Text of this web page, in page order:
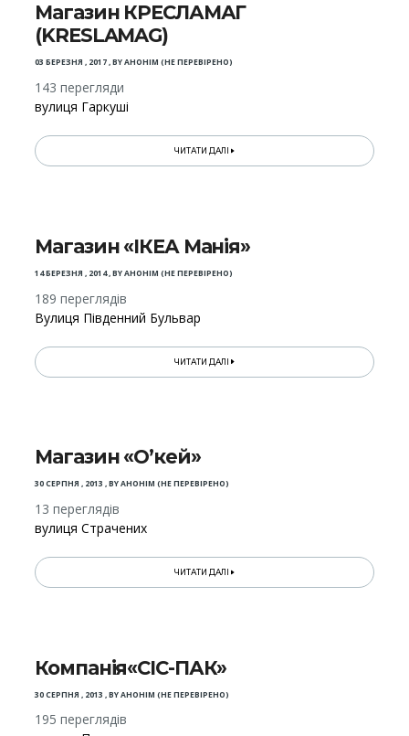
Магазин КРЕСЛАМАГ
(KRESLAMAG)
03 БЕРЕЗНЯ , 2017,BYАНОНІМ (НЕ ПЕРЕВІРЕНО)
143 перегляди
вулиця Гаркуші
ЧИТАТИ ДАЛІ
Магазин «ІКЕА Манія»
14 БЕРЕЗНЯ , 2014,BYАНОНІМ (НЕ ПЕРЕВІРЕНО)
189 переглядів
Вулиця Південний Бульвар
ЧИТАТИ ДАЛІ
Магазин «О’кей»
30 СЕРПНЯ , 2013 ,BYАНОНІМ (НЕ ПЕРЕВІРЕНО)
13 переглядів
вулиця Страчених
ЧИТАТИ ДАЛІ
Компанія«СІС-ПАК»
30 СЕРПНЯ , 2013 ,BYАНОНІМ (НЕ ПЕРЕВІРЕНО)
195 переглядів